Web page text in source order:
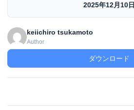
2025年12月10日
keiichiro tsukamoto
Author
ダウンロード